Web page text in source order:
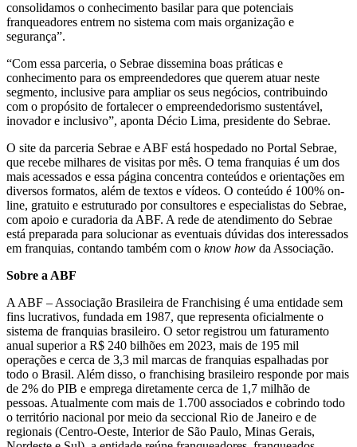
consolidamos o conhecimento basilar para que potenciais
franqueadores entrem no sistema com mais organização e
segurança”.
“Com essa parceria, o Sebrae dissemina boas práticas e
conhecimento para os empreendedores que querem atuar neste
segmento, inclusive para ampliar os seus negócios, contribuindo
com o propósito de fortalecer o empreendedorismo sustentável,
inovador e inclusivo”, aponta Décio Lima, presidente do Sebrae.
O site da parceria Sebrae e ABF está hospedado no Portal Sebrae,
que recebe milhares de visitas por mês. O tema franquias é um dos
mais acessados e essa página concentra conteúdos e orientações em
diversos formatos, além de textos e vídeos. O conteúdo é 100% on-
line, gratuito e estruturado por consultores e especialistas do Sebrae,
com apoio e curadoria da ABF. A rede de atendimento do Sebrae
está preparada para solucionar as eventuais dúvidas dos interessados
em franquias, contando também com o know how da Associação.
Sobre a ABF
A ABF – Associação Brasileira de Franchising é uma entidade sem
fins lucrativos, fundada em 1987, que representa oficialmente o
sistema de franquias brasileiro. O setor registrou um faturamento
anual superior a R$ 240 bilhões em 2023, mais de 195 mil
operações e cerca de 3,3 mil marcas de franquias espalhadas por
todo o Brasil. Além disso, o franchising brasileiro responde por mais
de 2% do PIB e emprega diretamente cerca de 1,7 milhão de
pessoas. Atualmente com mais de 1.700 associados e cobrindo todo
o território nacional por meio da seccional Rio de Janeiro e de
regionais (Centro-Oeste, Interior de São Paulo, Minas Gerais,